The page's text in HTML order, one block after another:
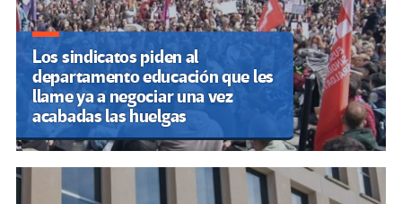
Los sindicatos piden al
departamento educación que les
llame ya a negociar una vez
acabadas las huelgas